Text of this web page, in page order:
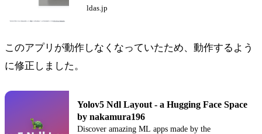
アプリの構築
ldas.jp
このアプリが動作しなくなっていたため、動作するよう
に修正しました。
Yolov5 Ndl Layout - a Hugging Face Space
by nakamura196
Discover amazing ML apps made by the